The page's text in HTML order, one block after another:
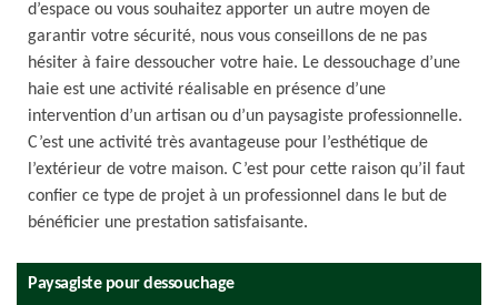
d’espace ou vous souhaitez apporter un autre moyen de
garantir votre sécurité, nous vous conseillons de ne pas
hésiter à faire dessoucher votre haie. Le dessouchage d’une
haie est une activité réalisable en présence d’une
intervention d’un artisan ou d’un paysagiste professionnelle.
C’est une activité très avantageuse pour l’esthétique de
l’extérieur de votre maison. C’est pour cette raison qu’il faut
confier ce type de projet à un professionnel dans le but de
bénéficier une prestation satisfaisante.
Paysagiste pour dessouchage